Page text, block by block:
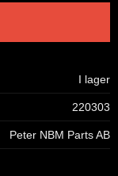
I lager
220303
Peter NBM Parts AB